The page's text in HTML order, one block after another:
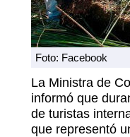
Foto: Facebook
La Ministra de
informó que
de turistas
que representó